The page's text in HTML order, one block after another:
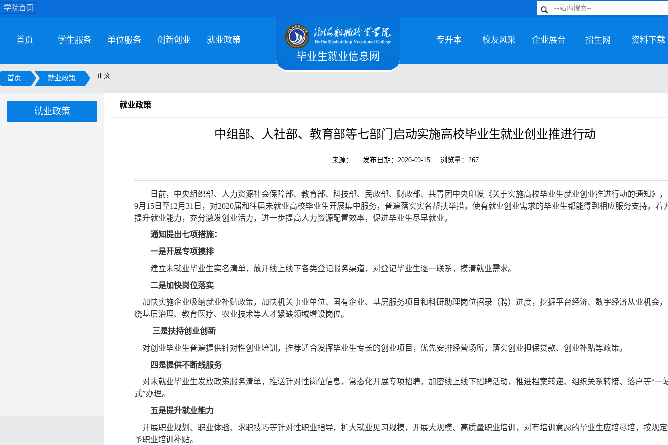
学院首页
毕业生就业信息网
首页 学生服务 单位服务 创新创业 就业政策 专升本 校友风采 企业展台 招生网 资料下载
首页 就业政策 正文
就业政策
就业政策
中组部、人社部、教育部等七部门启动实施高校毕业生就业创业推进行动
来源： 发布日期： 2020-09-15 浏览量： 267
日前，中央组织部、人力资源社会保障部、教育部、科技部、民政部、财政部、共青团中央印发《关于实施高校毕业生就业创业推进行动的通知》
9月15日至12月31日，对2020届和往届未就业高校毕业生开展集中服务，普遍落实实名帮扶举措，使有就业创业需求的毕业生都能得到相应服务支持，着
提升就业能力，充分激发创业活力，进一步提高人力资源配置效率，促进毕业生尽早就业。
通知提出七项措施：
一是开展专项摸排
建立未就业毕业生实名清单，放开线上线下各类登记服务渠道，对登记毕业生逐一联系，摸清就业需求。
二是加快岗位落实
加快实施企业吸纳就业补贴政策，加快机关事业单位、国有企业、基层服务项目和科研助理岗位招录（聘）进度，挖掘平台经济、数字经济从业机会
绕基层治理、教育医疗、农业技术等人才紧缺领域增设岗位。
三是扶持创业创新
对创业毕业生普遍提供针对性创业培训，推荐适合发挥毕业生专长的创业项目，优先安排经营场所，落实创业担保贷款、创业补贴等政策。
四是提供不断线服务
对未就业毕业生发放政策服务清单，推送针对性岗位信息，常态化开展专项招聘，加密线上线下招聘活动，推进档案转递、组织关系转接、落户等“一
式”办理。
五是提升就业能力
开展职业规划、职业体验、求职技巧等针对性职业指导，扩大就业见习规模，开展大规模、高质量职业培训，对有培训意愿的毕业生应培尽培，按规
予职业培训补贴。